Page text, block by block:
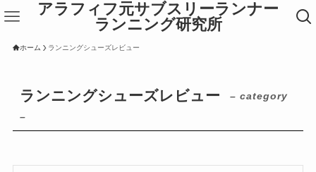
アラフィフ元サブスリーランナー
ランニング研究所
ホーム ランニングシューズレビュー
ランニングシューズレビュー
– category
–